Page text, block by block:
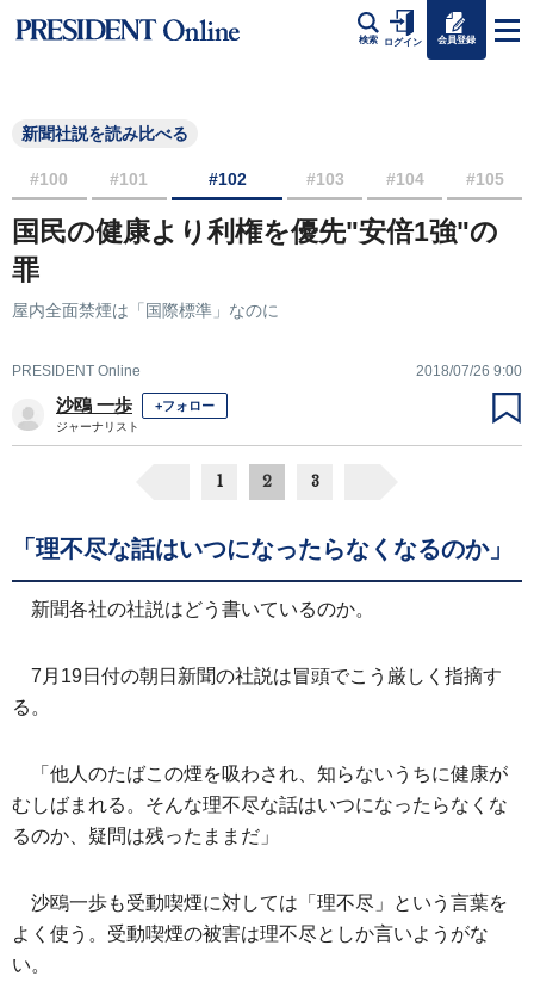
検索 ログイン 会員登録
新聞社説を読み比べる
#100 #101 #102 #103 #104 #105
国民の健康より利権を優先"安倍1強"の
罪
屋内全面禁煙は「国際標準」なのに
PRESIDENT Online 2018/07/26 9:00
沙鴎 一歩 +フォロー
ジャーナリスト
1 2 3
「理不尽な話はいつになったらなくなるのか」
新聞各社の社説はどう書いているのか。
7月19日付の朝日新聞の社説は冒頭でこう厳しく指摘す
る。
「他人のたばこの煙を吸わされ、知らないうちに健康が
むしばまれる。そんな理不尽な話はいつになったらなくな
るのか、疑問は残ったままだ」
沙鴎一歩も受動喫煙に対しては「理不尽」という言葉を
よく使う。受動喫煙の被害は理不尽としか言いようがな
い。